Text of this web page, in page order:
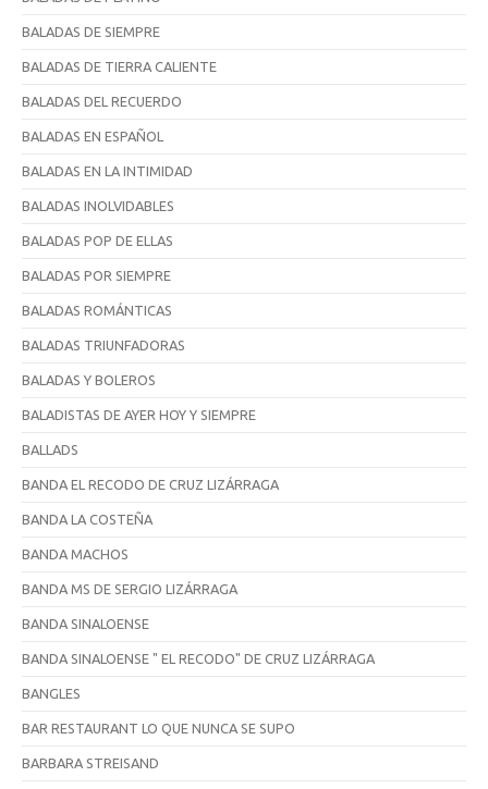
BALADAS DE SIEMPRE
BALADAS DE TIERRA CALIENTE
BALADAS DEL RECUERDO
BALADAS EN ESPAÑOL
BALADAS EN LA INTIMIDAD
BALADAS INOLVIDABLES
BALADAS POP DE ELLAS
BALADAS POR SIEMPRE
BALADAS ROMÁNTICAS
BALADAS TRIUNFADORAS
BALADAS Y BOLEROS
BALADISTAS DE AYER HOY Y SIEMPRE
BALLADS
BANDA EL RECODO DE CRUZ LIZÁRRAGA
BANDA LA COSTEÑA
BANDA MACHOS
BANDA MS DE SERGIO LIZÁRRAGA
BANDA SINALOENSE
BANDA SINALOENSE " EL RECODO" DE CRUZ LIZÁRRAGA
BANGLES
BAR RESTAURANT LO QUE NUNCA SE SUPO
BARBARA STREISAND